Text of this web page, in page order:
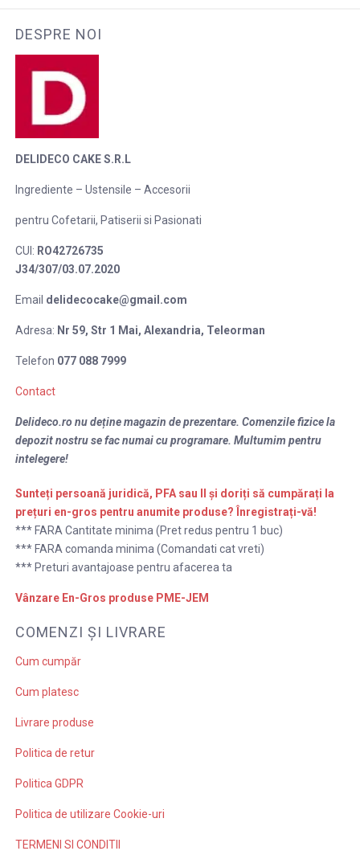
DESPRE NOI
DELIDECO CAKE S.R.L
Ingrediente – Ustensile – Accesorii
pentru Cofetarii, Patiserii si Pasionati
CUI: RO42726735
J34/307/03.07.2020
Email delidecocake@gmail.com
Adresa: Nr 59, Str 1 Mai, Alexandria, Teleorman
Telefon 077 088 7999
Contact
Delideco.ro nu deține magazin de prezentare. Comenzile fizice la
depozit nostru se fac numai cu programare. Multumim pentru
intelegere!
Sunteți persoană juridică, PFA sau II și doriți să cumpărați la
prețuri en-gros pentru anumite produse? Înregistrați-vă!
*** FARA Cantitate minima (Pret redus pentru 1 buc)
*** FARA comanda minima (Comandati cat vreti)
*** Preturi avantajoase pentru afacerea ta
Vânzare En-Gros produse PME-JEM
COMENZI ȘI LIVRARE
Cum cumpăr
Cum platesc
Livrare produse
Politica de retur
Politica GDPR
Politica de utilizare Cookie-uri
TERMENI SI CONDITII